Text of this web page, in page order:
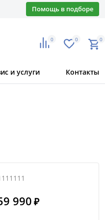
Помощь в подборе
0 0 0
и услуги Контакты
990 ₽